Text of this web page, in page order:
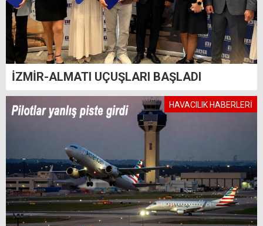
İZMİR-ALMATI UÇUŞLARI BAŞLADI
HAVACILIK HABERLERİ